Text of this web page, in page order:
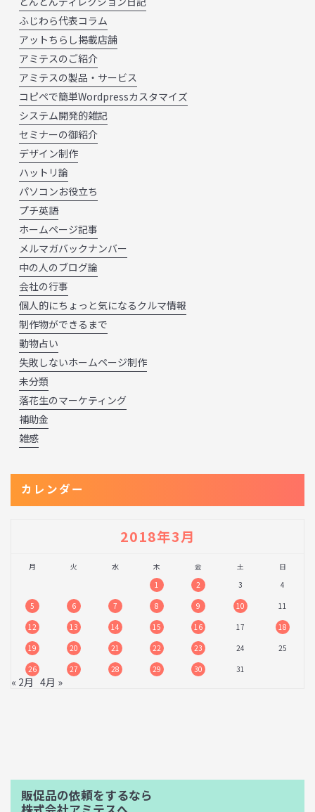
ふじわら代表コラム
アットちらし掲載店舗
アミテスのご紹介
アミテスの製品・サービス
コピペで簡単Wordpressカスタマイズ
システム開発的雑記
セミナーの御紹介
デザイン制作
ハットリ論
パソコンお役立ち
プチ英語
ホームページ記事
メルマガバックナンバー
中の人のブログ論
会社の行事
個人的にちょっと気になるクルマ情報
制作物ができるまで
動物占い
失敗しないホームページ制作
未分類
落花生のマーケティング
補助金
雑感
カレンダー
2018年3月
月 火 水 木 金 土
日
1
2 3
4
5
6 7 8 9 10
11
12
13 14 15 16 17
18
19
20 21 22 23 24
25
26
27 28 29 30 31
« 2月 4月 »
販促品の依頼をするなら